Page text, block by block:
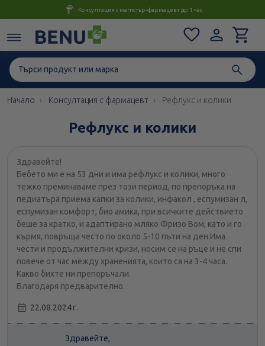
Консултация с магистър-фармацевт до 1 час
Начало Консултация с фармацевт Рефлукс и колики
Рефлукс и колики
Здравейте!
Бебето ми е на 53 дни и има рефлукс и колики, много
тежко преминаваме през този период, по препоръка на
педиатъра приема капки за колики, инфакол , еспумизан л,
еспумизан комфорт, био амика, при всичките действието
беше за кратко, и адаптирано мляко Фризо Вом, като и го
кърмя, повръща често по около 5-10 пъти на ден.Има
чести и продължителни кризи, носим се на ръце и не спи
повече от час между храненията, които са на 3-4 часа.
Какво бихте ни препоръчали.
Благодаря предварително.
22.08.2024 г.
Здравейте,